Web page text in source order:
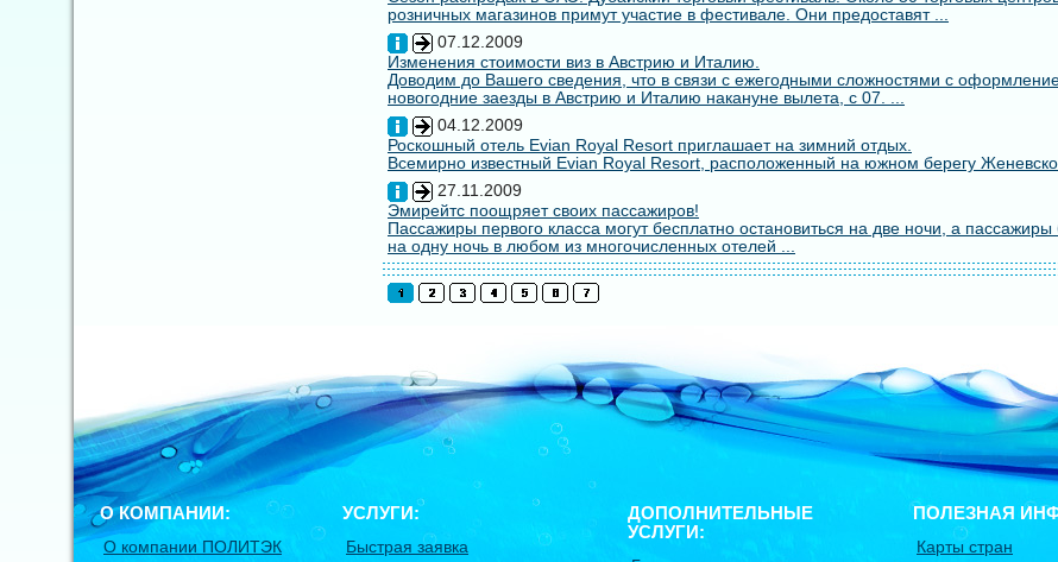
розничных магазинов примут участие в фестивале. Они предоставят ...
07.12.2009
Изменения стоимости виз в Австрию и Италию.
Доводим до Вашего сведения, что в связи с ежегодными сложностями с
новогодние заезды в Австрию и Италию накануне вылета, с 07. ...
04.12.2009
Роскошный отель Evian Royal Resort приглашает на зимний отдых.
Всемирно известный Evian Royal Resort, расположенный на южном берегу
27.11.2009
Эмирейтс поощряет своих пассажиров!
Пассажиры первого класса могут бесплатно остановиться на две ночи, а
на одну ночь в любом из многочисленных отелей ...
О КОМПАНИИ:
О компании ПОЛИТЭК
УСЛУГИ:
Быстрая заявка
ДОПОЛНИТЕЛЬНЫЕ
УСЛУГИ:
ПОЛЕЗНАЯ
Карты стран